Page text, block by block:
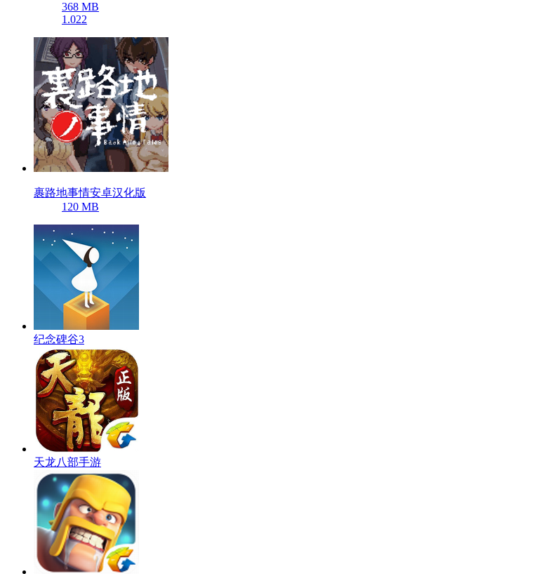
368 MB
1.022
裹路地事情安卓汉化版
120 MB
纪念碑谷3
天龙八部手游